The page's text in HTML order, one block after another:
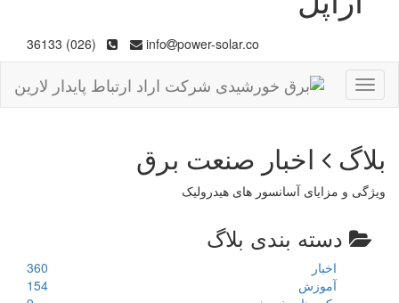
info power-solar.co
(026) 36133
Toggle
navigation
بلاگ اخبار صنعت برق
ویژگی و مزایای آسانسور های هیدرولیک
دسته بندی بلاگ
اخبار
360
آموزش
154